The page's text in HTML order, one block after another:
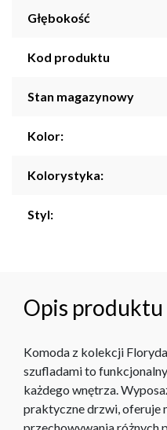
Głębokość
Kod produktu
Stan magazynowy
Kolor:
Kolorystyka:
Styl:
Opis produktu
Komoda z kolekcji
szufladami to
każdego wnętrza.
praktyczne drzwi, oferuje